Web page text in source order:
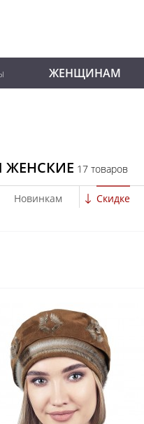
ЖЕНЩИНАМ
ЖЕНСКИЕ 17 товаров
Новинкам Скидке